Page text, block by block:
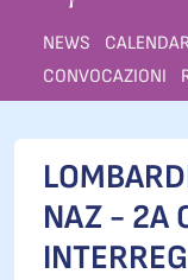
NEWS
CONVOCAZIONI
NAZ - 2A
INTERREG